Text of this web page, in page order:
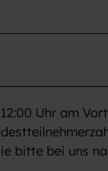
Uhr am
bitte bei uns